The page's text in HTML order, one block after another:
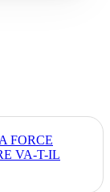
FORCE
VA-T-IL